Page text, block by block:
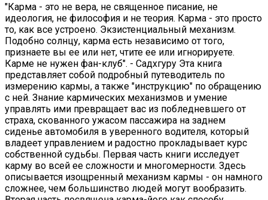
"Карма - это не вера, не священное писание, не
идеология, не философия и не теория. Карма - это просто
то, как все устроено. Экзистенциальный механизм.
Подобно солнцу, карма есть независимо от того,
признаете вы ее или нет, чтите ее или игнорируете.
Карме не нужен фан-клуб". - Садхгуру Эта книга
представляет собой подробный путеводитель по
измерению кармы, а также "инструкцию" по обращению
с ней. Знание кармических механизмов и умение
управлять ими превращает вас из побледневшего от
страха, скованного ужасом пассажира на заднем
сиденье автомобиля в уверенного водителя, который
владеет управлением и радостно прокладывает курс
собственной судьбы. Первая часть книги исследует
карму во всей ее сложности и многомерности. Здесь
описывается изощренный механизм кармы - он намного
сложнее, чем большинство людей могут вообразить.